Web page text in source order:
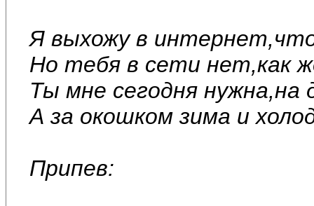
Я выхожу в
Но тебя в сети нет,как
Ты мне сегодня
А за окошком зима и
Припев: